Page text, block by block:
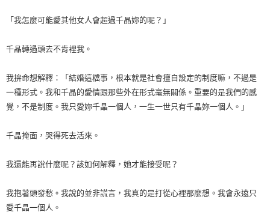
「我怎麼可能愛其他女人會超過千晶妳的呢？」
千晶轉過頭去不肯裡我。
我拚命想解釋：「結婚這檔事，根本就是社會擅自設定的制度嘛，不過是
一種形式。我和千晶的愛情跟那些外在形式毫無關係。重要的是我們的感
覺，不是制度。我只愛妳千晶一個人，一生一世只有千晶妳一個人。」
千晶掩面，哭得死去活來。
我還能再說什麼呢？該如何解釋，她才能接受呢？
我抱著頭發愁。我說的並非謊言，我真的是打從心裡那麼想。我會永遠只
愛千晶一個人。